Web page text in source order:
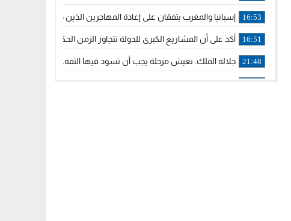
16:53 إسبانيا والمغرب يتفقان على إعادة المهاجرين الذين دخلوا سبتة المحتلة
16:51 أكد على أن المشاريع الكبرى للدولة تتجاوز الزمن الحكومي..
21:48 جلالة الملك: نعيش مرحلة يجب أن تسود فيها الثقة.. والاستقرار